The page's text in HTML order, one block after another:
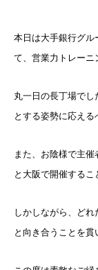
本日は大手銀行グル
て、営業力トレーニ
丸一日の長丁場でし
とする姿勢に応える
また、お陰様で主
と大阪で開催する
しかしながら、ど
と向き合うことを貫